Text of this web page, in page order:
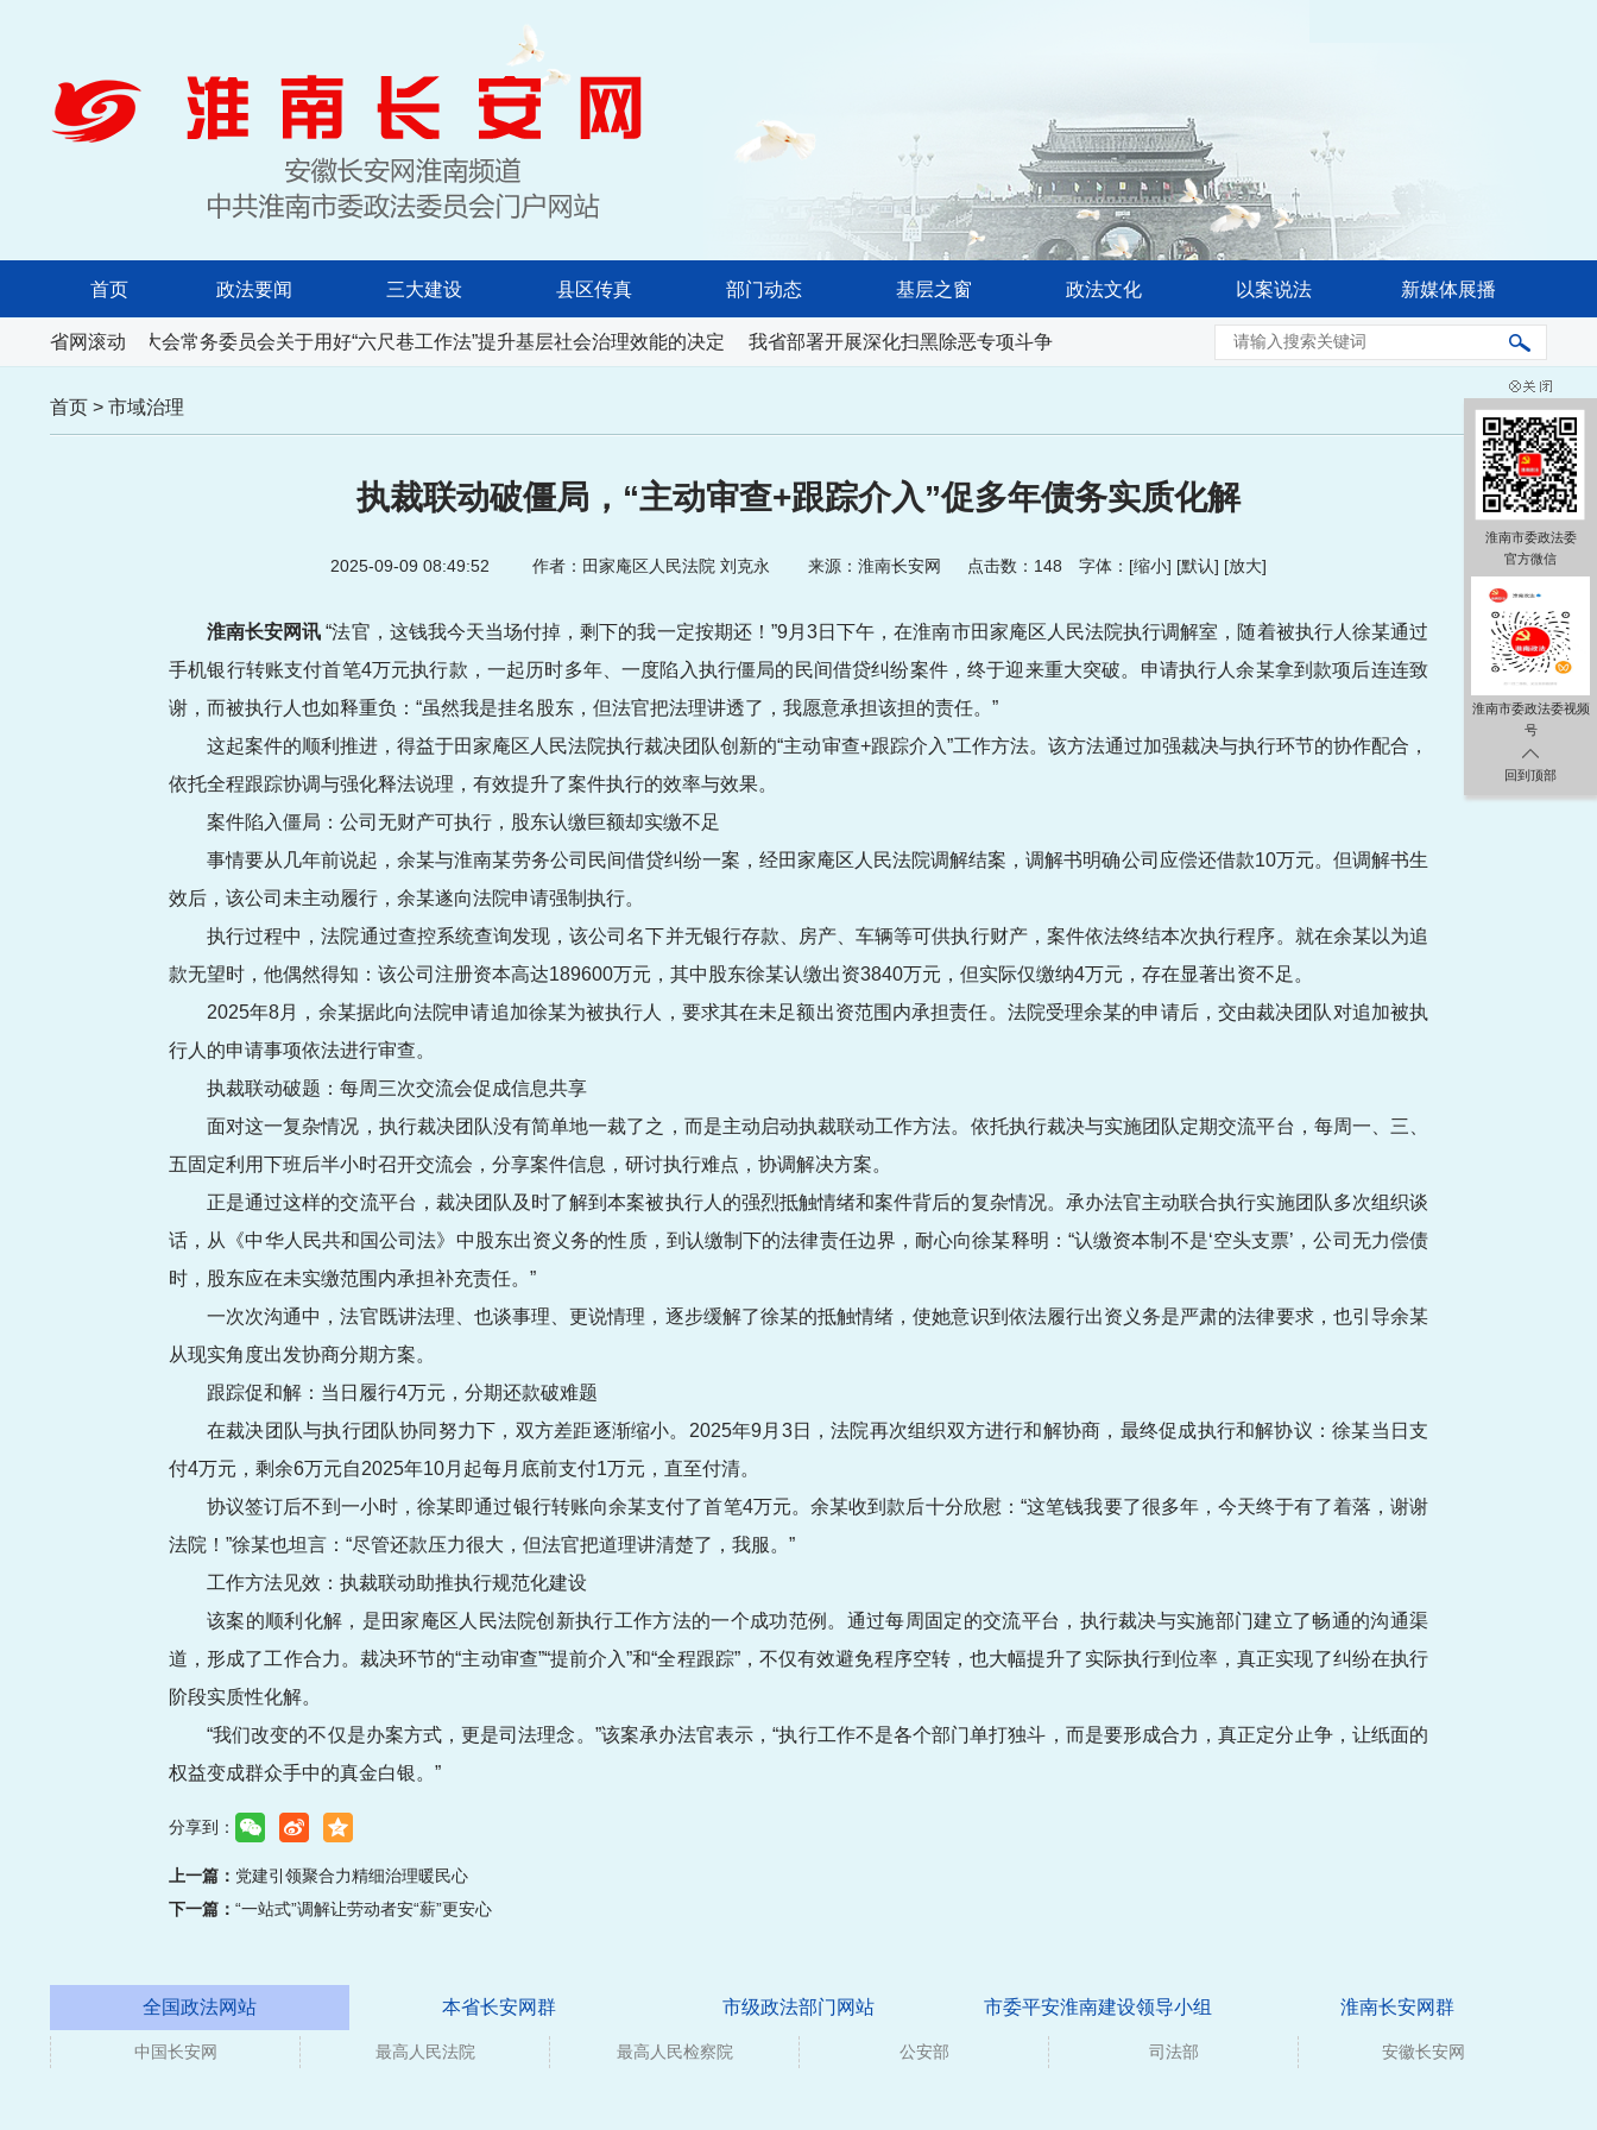
首页 政法要闻 三大建设 县区传真 部门动态 基层之窗 政法文化 以案说法 新媒体展播
省网滚动
徽省人民代表大会常务委员会关于用好“六尺巷工作法”提升基层社会治理效能的决定 我省部署开展深化扫黑除恶专项斗争 省委常委会会议强调 奋力推进公安工作现代化 更好促进高水
首页 > 市域治理
执裁联动破僵局，“主动审查+跟踪介入”促多年债务实质化解
2025-09-09 08:49:52 作者：田家庵区人民法院 刘克永 来源：淮南长安网 点击数： 148 字体：[缩小] [默认] [放大]
淮南长安网讯 “法官，这钱我今天当场付掉，剩下的我一定按期还！”9月3日下午，在淮南市田家庵区人民法院执行调解室，随着被执行人徐某通过
手机银行转账支付首笔4万元执行款，一起历时多年、一度陷入执行僵局的民间借贷纠纷案件，终于迎来重大突破。申请执行人余某拿到款项后连连致
谢，而被执行人也如释重负：“虽然我是挂名股东，但法官把法理讲透了，我愿意承担该担的责任。”
这起案件的顺利推进，得益于田家庵区人民法院执行裁决团队创新的“主动审查+跟踪介入”工作方法。该方法通过加强裁决与执行环节的协作配合，
依托全程跟踪协调与强化释法说理，有效提升了案件执行的效率与效果。
案件陷入僵局：公司无财产可执行，股东认缴巨额却实缴不足
事情要从几年前说起，余某与淮南某劳务公司民间借贷纠纷一案，经田家庵区人民法院调解结案，调解书明确公司应偿还借款10万元。但调解书生
效后，该公司未主动履行，余某遂向法院申请强制执行。
执行过程中，法院通过查控系统查询发现，该公司名下并无银行存款、房产、车辆等可供执行财产，案件依法终结本次执行程序。就在余某以为追
款无望时，他偶然得知：该公司注册资本高达189600万元，其中股东徐某认缴出资3840万元，但实际仅缴纳4万元，存在显著出资不足。
2025年8月，余某据此向法院申请追加徐某为被执行人，要求其在未足额出资范围内承担责任。法院受理余某的申请后，交由裁决团队对追加被执
行人的申请事项依法进行审查。
执裁联动破题：每周三次交流会促成信息共享
面对这一复杂情况，执行裁决团队没有简单地一裁了之，而是主动启动执裁联动工作方法。依托执行裁决与实施团队定期交流平台，每周一、三、
五固定利用下班后半小时召开交流会，分享案件信息，研讨执行难点，协调解决方案。
正是通过这样的交流平台，裁决团队及时了解到本案被执行人的强烈抵触情绪和案件背后的复杂情况。承办法官主动联合执行实施团队多次组织谈
话，从《中华人民共和国公司法》中股东出资义务的性质，到认缴制下的法律责任边界，耐心向徐某释明：“认缴资本制不是‘空头支票’，公司无力偿债
时，股东应在未实缴范围内承担补充责任。”
一次次沟通中，法官既讲法理、也谈事理、更说情理，逐步缓解了徐某的抵触情绪，使她意识到依法履行出资义务是严肃的法律要求，也引导余某
从现实角度出发协商分期方案。
跟踪促和解：当日履行4万元，分期还款破难题
在裁决团队与执行团队协同努力下，双方差距逐渐缩小。2025年9月3日，法院再次组织双方进行和解协商，最终促成执行和解协议：徐某当日支
付4万元，剩余6万元自2025年10月起每月底前支付1万元，直至付清。
协议签订后不到一小时，徐某即通过银行转账向余某支付了首笔4万元。余某收到款后十分欣慰：“这笔钱我要了很多年，今天终于有了着落，谢谢
法院！”徐某也坦言：“尽管还款压力很大，但法官把道理讲清楚了，我服。”
工作方法见效：执裁联动助推执行规范化建设
该案的顺利化解，是田家庵区人民法院创新执行工作方法的一个成功范例。通过每周固定的交流平台，执行裁决与实施部门建立了畅通的沟通渠
道，形成了工作合力。裁决环节的“主动审查”“提前介入”和“全程跟踪”，不仅有效避免程序空转，也大幅提升了实际执行到位率，真正实现了纠纷在执行
阶段实质性化解。
“我们改变的不仅是办案方式，更是司法理念。”该案承办法官表示，“执行工作不是各个部门单打独斗，而是要形成合力，真正定分止争，让纸面的
权益变成群众手中的真金白银。”
分享到：
上一篇： 党建引领聚合力精细治理暖民心
下一篇： “一站式”调解让劳动者安“薪”更安心
全国政法网站 本省长安网群 市级政法部门网站 市委平安淮南建设领导小组 淮南长安网群
媒体
中国长安网 最高人民法院 最高人民检察院 公安部 司法部 安徽长安网
淮南市委政法委
官方微信
淮南市委政法委视频
号
回到顶部